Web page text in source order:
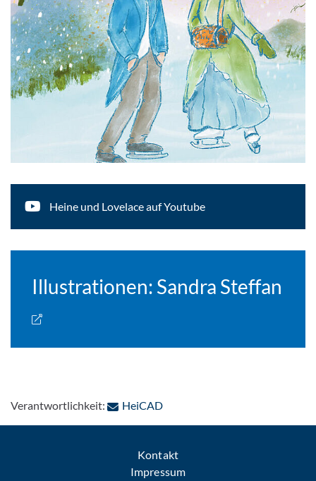
Heine und Lovelace auf Youtube
Illustrationen: Sandra Steffan
Verantwortlichkeit: HeiCAD: Per E-Mail kontaktieren
Kontakt
Impressum